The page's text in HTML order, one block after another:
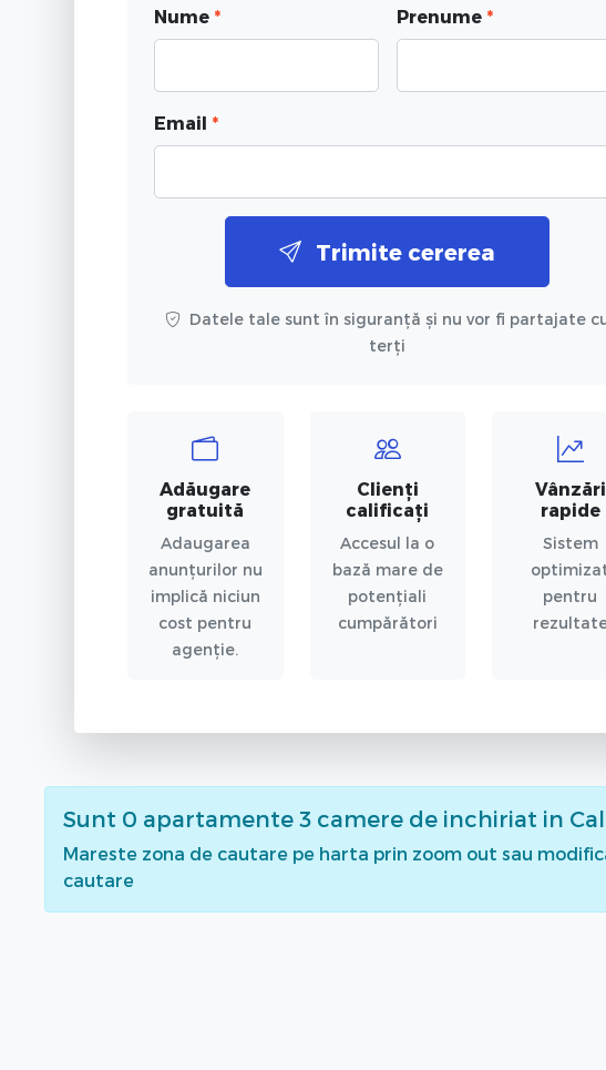
Nume * Prenume *
Email *
Trimite cererea
Datele tale sunt în siguranță și nu vor fi partajate
terți
Adăugare
gratuită
Adaugarea
anunțurilor nu
implică niciun
cost pentru
agenție.
Clienți
calificați
Accesul la o
bază mare de
potențiali
cumpărători
Vânzări
rapide
Sistem
pentru
Sunt 0 apartamente 3 camere de inchiriat in
Mareste zona de cautare pe harta prin zoom out sau
cautare